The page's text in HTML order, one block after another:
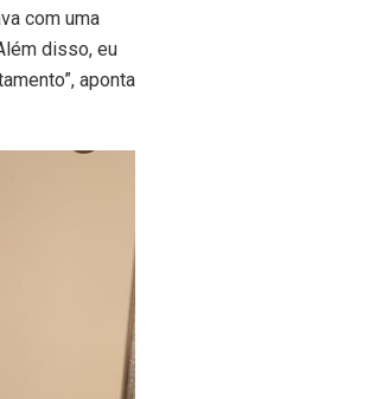
com uma
disso, eu
aponta